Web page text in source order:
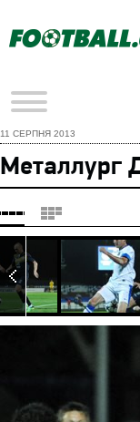
11 СЕРПНЯ 2013
Металлург